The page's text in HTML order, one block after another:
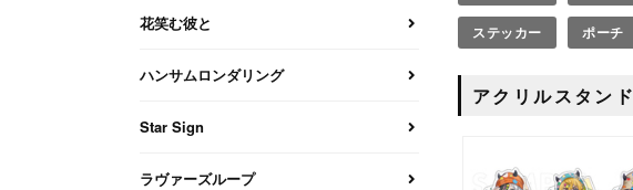
ステッカー ポーチ
アクリルスタンド
花笑む彼と
ハンサムロンダリング
Star Sign
ラヴァーズループ